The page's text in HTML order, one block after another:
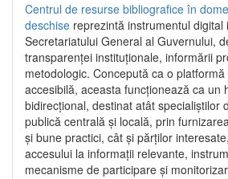
Centrul de resurse bibliografice în
deschise reprezintă instrumentul digital
Secretariatului General al Guvernului,
transparenței instituționale, informării
metodologic. Concepută ca o
accesibilă, aceasta funcționează ca un
bidirecțional, destinat atât specialiștilor
publică centrală și locală, prin
și bune practici, cât și părților
accesului la informații relevante,
mecanisme de participare și